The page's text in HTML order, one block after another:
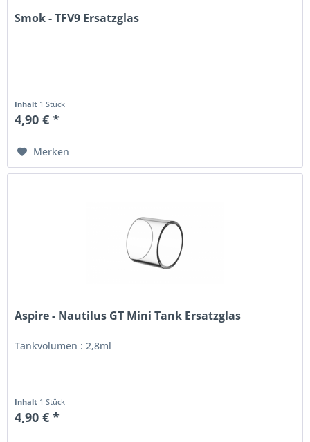
Smok - TFV9 Ersatzglas
Inhalt 1 Stück
4,90 € *
Merken
Aspire - Nautilus GT Mini Tank Ersatzglas
Tankvolumen : 2,8ml
Inhalt 1 Stück
4,90 € *